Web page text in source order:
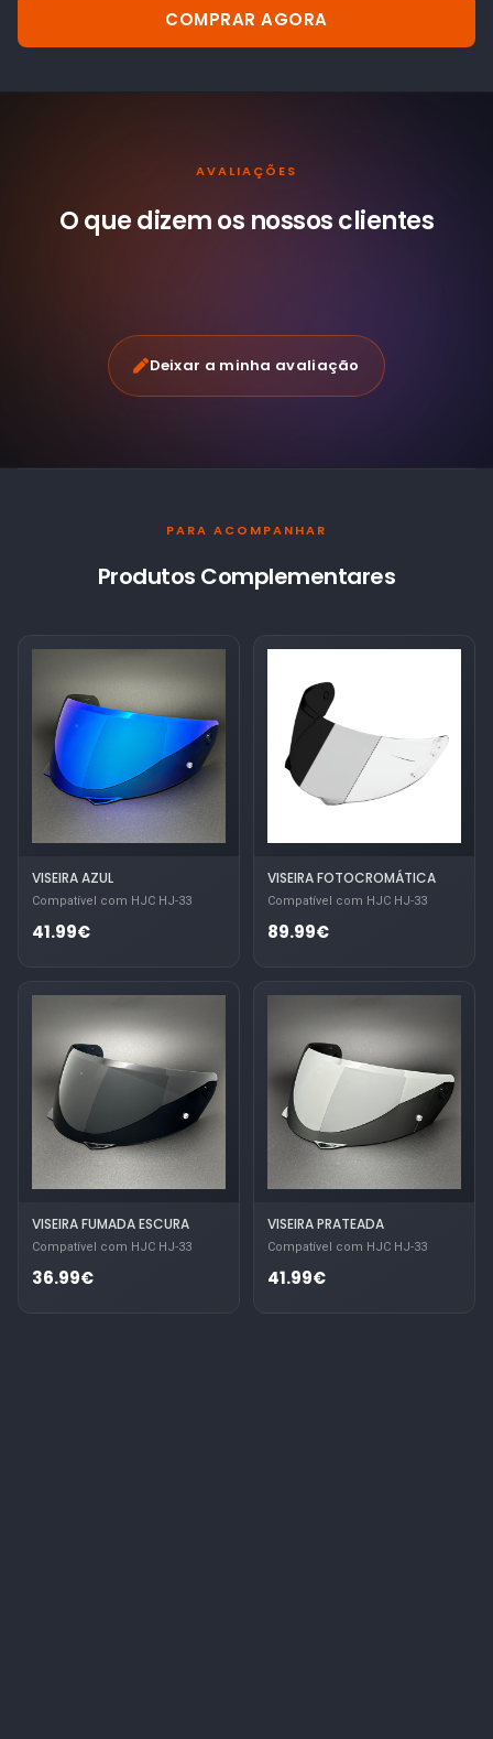
COMPRAR AGORA
AVALIAÇÕES
O que dizem os nossosclientes
Deixar a minha avaliação
PARA ACOMPANHAR
Produtos Complementares
VISEIRA AZUL
Compatível com HJC HJ-33
41.99€
VISEIRA FOTOCROMÁTICA
Compatível com HJC HJ-33
89.99€
VISEIRA FUMADA ESCURA
Compatível com HJC HJ-33
36.99€
VISEIRA PRATEADA
Compatível com HJC HJ-33
41.99€